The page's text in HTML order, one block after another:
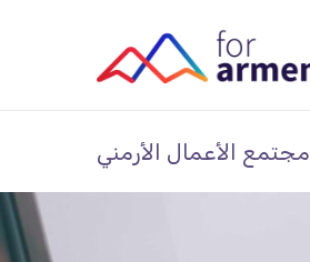
مجتمع الأعمال الأرمني